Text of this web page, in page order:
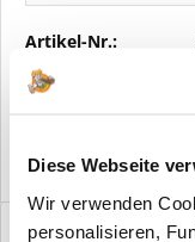
Diese Webseite
Wir verwenden
personalisieren,
Artikel-Nr.:
Vorteile
Versand mit
Beschreibung